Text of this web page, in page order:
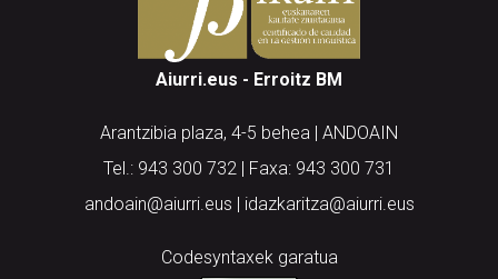
Aiurri.eus - Erroitz BM
Arantzibia plaza, 4-5 behea | ANDOAIN
Tel.: 943 300 732 | Faxa: 943 300 731
andoain@aiurri.eus | idazkaritza@aiurri.eus
Codesyntaxek garatua